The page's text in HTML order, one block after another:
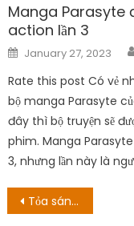
Manga Parasyte
action lần 3
Posted
on
January 27, 2023
Rate this post Có vẻ
bộ manga Parasyte
đây thì bộ truyện sẽ
phim. Manga
3, nhưng lần này là
Post
Tỏa sáng trên! Bakumatsu Bad Boys! Ngày sinh sản tập 6: The Chase!